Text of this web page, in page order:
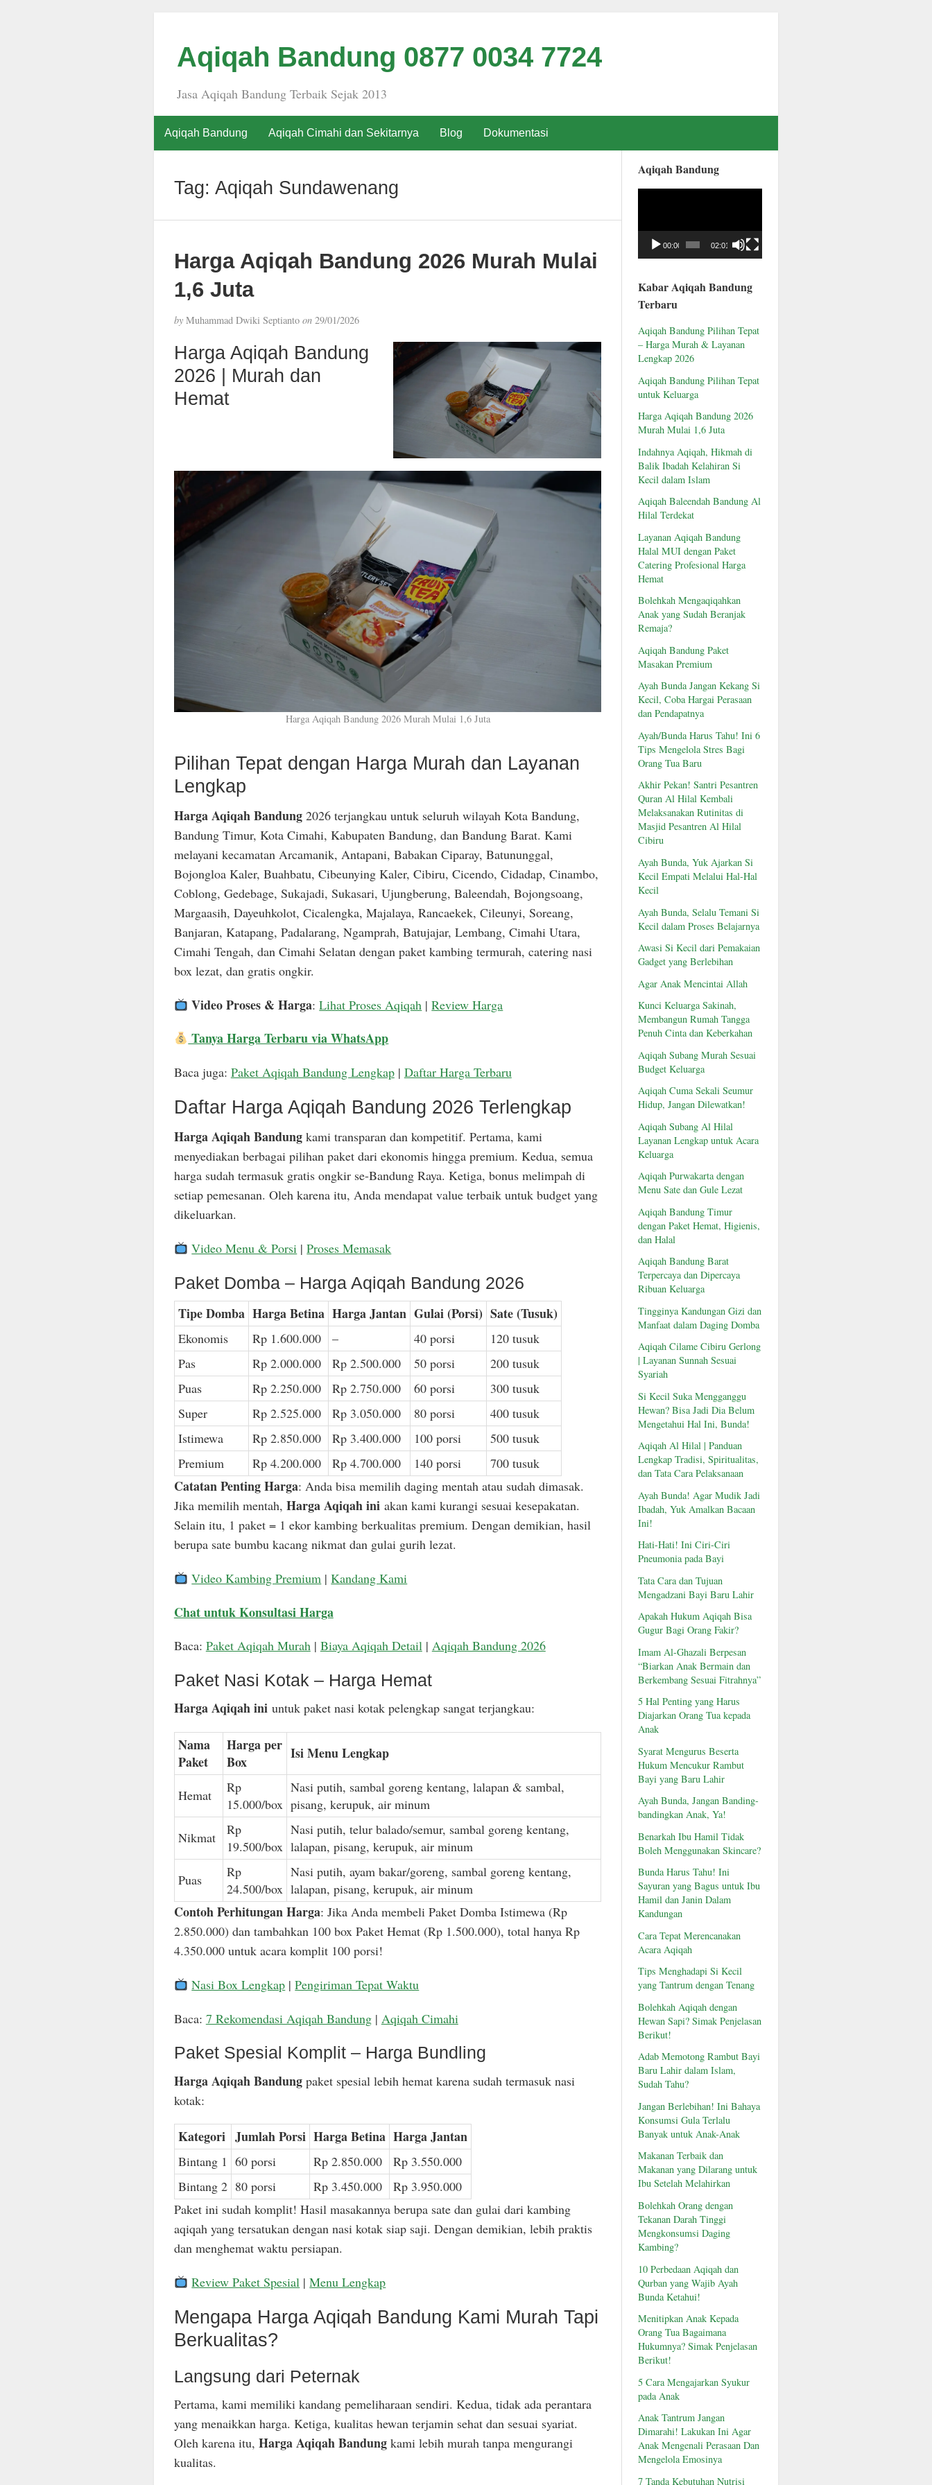
Aqiqah Bandung 0877 0034 7724
Jasa Aqiqah Bandung Terbaik Sejak 2013
Aqiqah Bandung Aqiqah Cimahi dan Sekitarnya Blog Dokumentasi
Tag: Aqiqah Sundawenang
Harga Aqiqah Bandung 2026 Murah Mulai
1,6 Juta
byMuhammad Dwiki Septianto on29/01/2026
Harga Aqiqah Bandung
2026 | Murah dan
Hemat
Harga Aqiqah Bandung 2026 Murah Mulai 1,6 Juta
Pilihan Tepat dengan Harga Murah dan Layanan
Lengkap
Harga Aqiqah Bandung2026 terjangkau untuk seluruh wilayah Kota Bandung,
Bandung Timur, Kota Cimahi, Kabupaten Bandung, dan Bandung Barat. Kami
melayani kecamatan Arcamanik, Antapani, Babakan Ciparay, Batununggal,
Bojongloa Kaler, Buahbatu, Cibeunying Kaler, Cibiru, Cicendo, Cidadap, Cinambo,
Coblong, Gedebage, Sukajadi, Sukasari, Ujungberung, Baleendah, Bojongsoang,
Margaasih, Dayeuhkolot, Cicalengka, Majalaya, Rancaekek, Cileunyi, Soreang,
Banjaran, Katapang, Padalarang, Ngamprah, Batujajar, Lembang, Cimahi Utara,
Cimahi Tengah, dan Cimahi Selatan dengan paket kambing termurah, catering nasi
box lezat, dan gratis ongkir.
Video Proses & Harga:Lihat Proses Aqiqah |Review Harga
Tanya Harga Terbaru via WhatsApp
Baca juga: Paket Aqiqah Bandung Lengkap| Daftar Harga Terbaru
Daftar Harga Aqiqah Bandung 2026 Terlengkap
Harga Aqiqah Bandungkami transparan dan kompetitif. Pertama, kami
menyediakan berbagai pilihan paket dari ekonomis hingga premium. Kedua, semua
harga sudah termasuk gratis ongkir se-Bandung Raya. Ketiga, bonus melimpah di
setiap pemesanan. Oleh karena itu, Anda mendapat value terbaik untuk budget yang
dikeluarkan.
Video Menu & Porsi |Proses Memasak
Paket Domba – Harga Aqiqah Bandung 2026
Tipe Domba Harga Betina Harga Jantan Gulai (Porsi) Sate (Tusuk)
Ekonomis Rp 1.600.000 – 40 porsi
120 tusuk
Pas
Rp 2.000.000 Rp 2.500.000 50 porsi
200 tusuk
Puas
Rp 2.250.000 Rp 2.750.000 60 porsi
300 tusuk
Super
Rp 2.525.000 Rp 3.050.000 80 porsi
400 tusuk
Istimewa
Rp 2.850.000 Rp 3.400.000 100 porsi
500 tusuk
Premium
Rp 4.200.000 Rp 4.700.000 140 porsi 700 tusuk
Catatan Penting Harga: Anda bisa memilih daging mentah atau sudah dimasak.
Jika memilih mentah, Harga Aqiqah iniakan kami kurangi sesuai kesepakatan.
Selain itu, 1 paket = 1 ekor kambing berkualitas premium. Dengan demikian, hasil
berupa sate bumbu kacang nikmat dan gulai gurih lezat.
Video Kambing Premium |Kandang Kami
Chat untuk Konsultasi Harga
Baca: Paket Aqiqah Murah| Biaya Aqiqah Detail| Aqiqah Bandung 2026
Paket Nasi Kotak – Harga Hemat
Harga Aqiqah iniuntuk paket nasi kotak pelengkap sangat terjangkau:
Nama
Paket
Harga per
Box
Isi Menu Lengkap
Hemat
Rp
15.000/box
Nasi putih, sambal goreng kentang, lalapan & sambal,
pisang, kerupuk, air minum
Nikmat
Rp
19.500/box
Nasi putih, telur balado/semur, sambal goreng kentang,
lalapan, pisang, kerupuk, air minum
Puas
Rp
24.500/box
Nasi putih, ayam bakar/goreng, sambal goreng kentang,
lalapan, pisang, kerupuk, air minum
Contoh Perhitungan Harga: Jika Anda membeli Paket Domba Istimewa (Rp
2.850.000) dan tambahkan 100 box Paket Hemat (Rp 1.500.000), total hanya Rp
4.350.000 untuk acara komplit 100 porsi!
Nasi Box Lengkap |Pengiriman Tepat Waktu
Baca: 7 Rekomendasi Aqiqah Bandung| Aqiqah Cimahi
Paket Spesial Komplit – Harga Bundling
Harga Aqiqah Bandungpaket spesial lebih hemat karena sudah termasuk nasi
kotak:
Kategori Jumlah Porsi Harga Betina Harga Jantan
Bintang 1 60 porsi Rp 2.850.000
Rp 3.550.000
Bintang 2 80 porsi Rp 3.450.000
Rp 3.950.000
Paket ini sudah komplit! Hasil masakannya berupa sate dan gulai dari kambing
aqiqah yang tersatukan dengan nasi kotak siap saji. Dengan demikian, lebih praktis
dan menghemat waktu persiapan.
Review Paket Spesial |Menu Lengkap
Mengapa Harga Aqiqah Bandung Kami Murah Tapi
Berkualitas?
Langsung dari Peternak
Pertama, kami memiliki kandang pemeliharaan sendiri. Kedua, tidak ada perantara
yang menaikkan harga. Ketiga, kualitas hewan terjamin sehat dan sesuai syariat.
Oleh karena itu, Harga Aqiqah Bandungkami lebih murah tanpa mengurangi
kualitas.
Aqiqah Bandung
00:00 02:01
Kabar Aqiqah Bandung
Terbaru
Aqiqah Bandung Pilihan Tepat
– Harga Murah & Layanan
Lengkap 2026
Aqiqah Bandung Pilihan Tepat
untuk Keluarga
Harga Aqiqah Bandung 2026
Murah Mulai 1,6 Juta
Indahnya Aqiqah, Hikmah di
Balik Ibadah Kelahiran Si
Kecil dalam Islam
Aqiqah Baleendah Bandung Al
Hilal Terdekat
Layanan Aqiqah Bandung
Halal MUI dengan Paket
Catering Profesional Harga
Hemat
Bolehkah Mengaqiqahkan
Anak yang Sudah Beranjak
Remaja?
Aqiqah Bandung Paket
Masakan Premium
Ayah Bunda Jangan Kekang Si
Kecil, Coba Hargai Perasaan
dan Pendapatnya
Ayah/Bunda Harus Tahu! Ini 6
Tips Mengelola Stres Bagi
Orang Tua Baru
Akhir Pekan! Santri Pesantren
Quran Al Hilal Kembali
Melaksanakan Rutinitas di
Masjid Pesantren Al Hilal
Cibiru
Ayah Bunda, Yuk Ajarkan Si
Kecil Empati Melalui Hal-Hal
Kecil
Ayah Bunda, Selalu Temani Si
Kecil dalam Proses Belajarnya
Awasi Si Kecil dari Pemakaian
Gadget yang Berlebihan
Agar Anak Mencintai Allah
Kunci Keluarga Sakinah,
Membangun Rumah Tangga
Penuh Cinta dan Keberkahan
Aqiqah Subang Murah Sesuai
Budget Keluarga
Aqiqah Cuma Sekali Seumur
Hidup, Jangan Dilewatkan!
Aqiqah Subang Al Hilal
Layanan Lengkap untuk Acara
Keluarga
Aqiqah Purwakarta dengan
Menu Sate dan Gule Lezat
Aqiqah Bandung Timur
dengan Paket Hemat, Higienis,
dan Halal
Aqiqah Bandung Barat
Terpercaya dan Dipercaya
Ribuan Keluarga
Tingginya Kandungan Gizi dan
Manfaat dalam Daging Domba
Aqiqah Cilame Cibiru Gerlong
| Layanan Sunnah Sesuai
Syariah
Si Kecil Suka Mengganggu
Hewan? Bisa Jadi Dia Belum
Mengetahui Hal Ini, Bunda!
Aqiqah Al Hilal | Panduan
Lengkap Tradisi, Spiritualitas,
dan Tata Cara Pelaksanaan
Ayah Bunda! Agar Mudik Jadi
Ibadah, Yuk Amalkan Bacaan
Ini!
Hati-Hati! Ini Ciri-Ciri
Pneumonia pada Bayi
Tata Cara dan Tujuan
Mengadzani Bayi Baru Lahir
Apakah Hukum Aqiqah Bisa
Gugur Bagi Orang Fakir?
Imam Al-Ghazali Berpesan
“Biarkan Anak Bermain dan
Berkembang Sesuai Fitrahnya”
5 Hal Penting yang Harus
Diajarkan Orang Tua kepada
Anak
Syarat Mengurus Beserta
Hukum Mencukur Rambut
Bayi yang Baru Lahir
Ayah Bunda, Jangan Banding-
bandingkan Anak, Ya!
Benarkah Ibu Hamil Tidak
Boleh Menggunakan Skincare?
Bunda Harus Tahu! Ini
Sayuran yang Bagus untuk Ibu
Hamil dan Janin Dalam
Kandungan
Cara Tepat Merencanakan
Acara Aqiqah
Tips Menghadapi Si Kecil
yang Tantrum dengan Tenang
Bolehkah Aqiqah dengan
Hewan Sapi? Simak Penjelasan
Berikut!
Adab Memotong Rambut Bayi
Baru Lahir dalam Islam,
Sudah Tahu?
Jangan Berlebihan! Ini Bahaya
Konsumsi Gula Terlalu
Banyak untuk Anak-Anak
Makanan Terbaik dan
Makanan yang Dilarang untuk
Ibu Setelah Melahirkan
Bolehkah Orang dengan
Tekanan Darah Tinggi
Mengkonsumsi Daging
Kambing?
10 Perbedaan Aqiqah dan
Qurban yang Wajib Ayah
Bunda Ketahui!
Menitipkan Anak Kepada
Orang Tua Bagaimana
Hukumnya? Simak Penjelasan
Berikut!
5 Cara Mengajarkan Syukur
pada Anak
Anak Tantrum Jangan
Dimarahi! Lakukan Ini Agar
Anak Mengenali Perasaan Dan
Mengelola Emosinya
7 Tanda Kebutuhan Nutrisi